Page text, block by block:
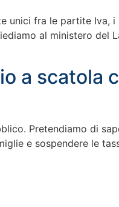
unici fra le partite Iva, i
al ministero del
a scatola
Pretendiamo di
e sospendere le